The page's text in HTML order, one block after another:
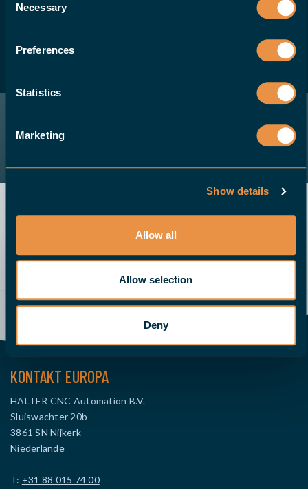
Selection
Necessary
Preferences
Statistics
Marketing
Show details
Allow all
Allow selection
Deny
für ihre CNC-Maschinen anbieten möchten,
KONTAKT EUROPA
HALTER CNC Automation B.V.
Sluiswachter 20b
3861 SN Nijkerk
Niederlande
T: +31 88 015 74 00